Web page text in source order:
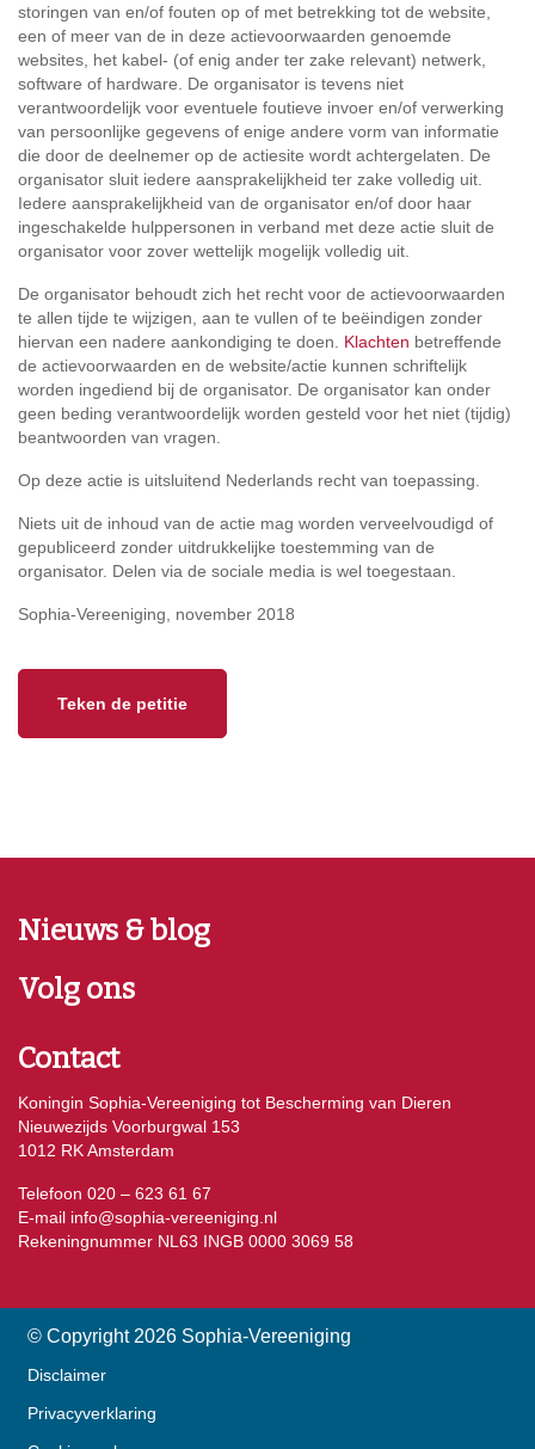
storingen van en/of fouten op of met betrekking tot de website,
een of meer van de in deze actievoorwaarden genoemde
websites, het kabel- (of enig ander ter zake relevant) netwerk,
software of hardware. De organisator is tevens niet
verantwoordelijk voor eventuele foutieve invoer en/of verwerking
van persoonlijke gegevens of enige andere vorm van informatie
die door de deelnemer op de actiesite wordt achtergelaten. De
organisator sluit iedere aansprakelijkheid ter zake volledig uit.
Iedere aansprakelijkheid van de organisator en/of door haar
ingeschakelde hulppersonen in verband met deze actie sluit de
organisator voor zover wettelijk mogelijk volledig uit.
De organisator behoudt zich het recht voor de actievoorwaarden
te allen tijde te wijzigen, aan te vullen of te beëindigen zonder
hiervan een nadere aankondiging te doen. Klachten betreffende
de actievoorwaarden en de website/actie kunnen schriftelijk
worden ingediend bij de organisator. De organisator kan onder
geen beding verantwoordelijk worden gesteld voor het niet (tijdig)
beantwoorden van vragen.
Op deze actie is uitsluitend Nederlands recht van toepassing.
Niets uit de inhoud van de actie mag worden verveelvoudigd of
gepubliceerd zonder uitdrukkelijke toestemming van de
organisator. Delen via de sociale media is wel toegestaan.
Sophia-Vereeniging, november 2018
Teken de petitie
Nieuws & blog
Volg ons
Contact
Koningin Sophia-Vereeniging tot Bescherming van Dieren
Nieuwezijds Voorburgwal 153
1012 RK Amsterdam
Telefoon 020 – 623 61 67
E-mail info@sophia-vereeniging.nl
Rekeningnummer NL63 INGB 0000 3069 58
© Copyright 2026 Sophia-Vereeniging
Disclaimer
Privacyverklaring